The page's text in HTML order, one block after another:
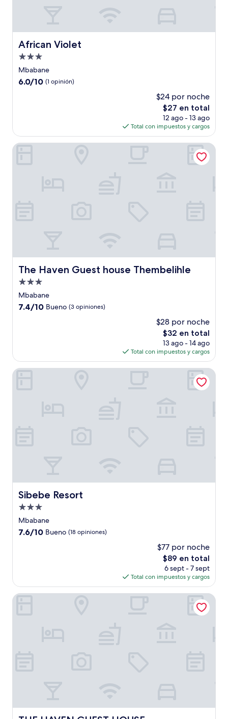
African Violet
African Violet
Propiedad
de
3.0
Mbabane
6.0
6.0/10 (1 opinión)
$24 por noche
El
precio
actual
es
de
$27 en total
12 ago - 13 ago
Total con impuestos y cargos
The Haven Guest house Thembelihle
The Haven Guest house Thembelihle
Propiedad
de
3.0
Mbabane
7.4
7.4/10 Bueno (3 opiniones)
$28 por noche
El
precio
actual
es
de
$32 en total
13 ago - 14 ago
Total con impuestos y cargos
The Haven Guest house Thembelihle
Sibebe Resort
Sibebe Resort
Propiedad
de
3.0
Mbabane
7.6
7.6/10 Bueno (18 opiniones)
$77 por noche
El
precio
actual
es
de
$89 en total
6 sept - 7 sept
Total con impuestos y cargos
Sibebe Resort
THE HAVEN GUEST HOUSE THEMBELIHLE